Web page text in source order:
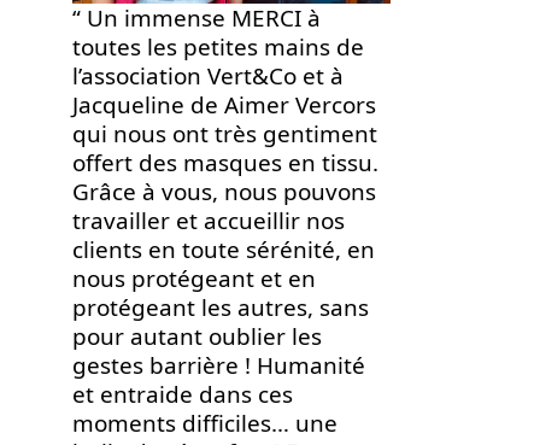
“ Un immense MERCI à
toutes les petites mains de
l’association Vert&Co et à
Jacqueline de Aimer Vercors
qui nous ont très gentiment
offert des masques en tissu.
Grâce à vous, nous pouvons
travailler et accueillir nos
clients en toute sérénité, en
nous protégeant et en
protégeant les autres, sans
pour autant oublier les
gestes barrière ! Humanité
et entraide dans ces
moments difficiles… une